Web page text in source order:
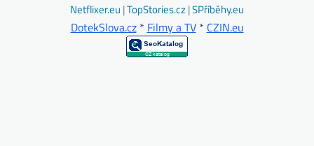
Netflixer.eu |TopStories.cz|SPříběhy.eu
DotekSlova.cz* Filmy a TV* CZIN.eu